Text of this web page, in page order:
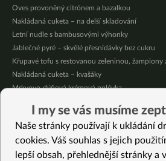
Oves provoněný citrónem a bazalkou
Nakládaná cuketa – na delší skladování
Letní nudle s bambusovými výhonky
Jablečné pyré – skvělé přesnídávky bez cukru
Křupavé tofu s restovanou zeleninou, žampiony
Nakládaná cuketa – kvašáky
Mrkvovo-dýňová krémová polévka
Osvěžující čaj s citronovými bylinkami
Nepečený jablečný dort s rybízem
Vybrané recepty
I my se vás musíme
Naše stránky používají k ukládání
cookies. Váš souhlas s jejich
lepší obsah, přehlednější stránky a